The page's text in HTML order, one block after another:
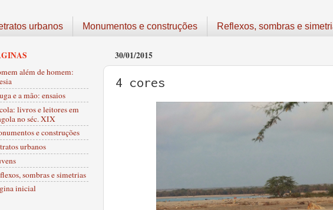
urbanos Monumentos e construções Reflexos, sombras e
30/01/2015
4 cores
além de homem:
e a mão: ensaios
livros e leitores em
no séc. XIX
e construções
urbanos
sombras e simetrias
inicial